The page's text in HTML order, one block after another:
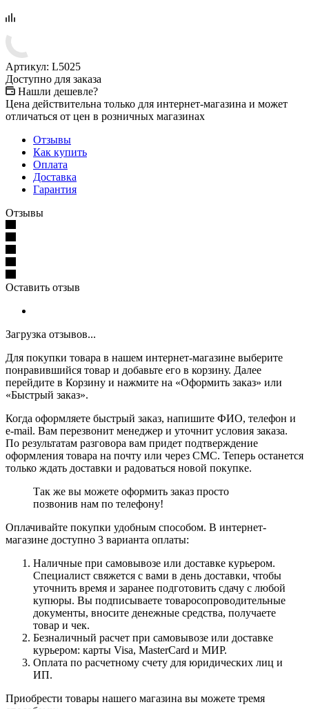
Артикул: L5025
Доступно для заказа
Нашли дешевле?
Цена действительна только для интернет-магазина и может
отличаться от цен в розничных магазинах
Отзывы
Как купить
Оплата
Доставка
Гарантия
Отзывы
Оставить отзыв
Загрузка отзывов...
Для покупки товара в нашем интернет-магазине выберите
понравившийся товар и добавьте его в корзину. Далее
перейдите в Корзину и нажмите на «Оформить заказ» или
«Быстрый заказ».
Когда оформляете быстрый заказ, напишите ФИО, телефон и
e-mail. Вам перезвонит менеджер и уточнит условия заказа.
По результатам разговора вам придет подтверждение
оформления товара на почту или через СМС. Теперь останется
только ждать доставки и радоваться новой покупке.
Так же вы можете оформить заказ просто
позвонив нам по телефону!
Оплачивайте покупки удобным способом. В интернет-
магазине доступно 3 варианта оплаты:
Наличные при самовывозе или доставке курьером.
Специалист свяжется с вами в день доставки, чтобы
уточнить время и заранее подготовить сдачу с любой
купюры. Вы подписываете товаросопроводительные
документы, вносите денежные средства, получаете
товар и чек.
Безналичный расчет при самовывозе или доставке
курьером: карты Visa, MasterCard и МИР.
Оплата по расчетному счету для юридических лиц и
ИП.
Приобрести товары нашего магазина вы можете тремя